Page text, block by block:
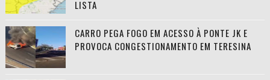
LISTA
CARRO PEGA FOGO EM ACESSO À PONTE JK E
PROVOCA CONGESTIONAMENTO EM TERESINA